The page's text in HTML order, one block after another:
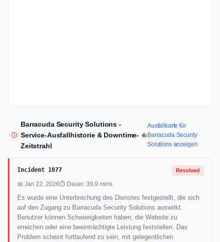
Barracuda Security Solutions -
Service-Ausfallhistorie & Downtime-
Zeitstrahl
Ausfallkarte für
Barracuda Security
Solutions anzeigen
Incident 1077 Resolved
📅 Jan 22, 2026⏱ Dauer: 39.9 mins
Es wurde eine Unterbrechung des Dienstes festgestellt, die sich
auf den Zugang zu Barracuda Security Solutions auswirkt.
Benutzer können Schwierigkeiten haben, die Website zu
erreichen oder eine beeinträchtigte Leistung feststellen. Das
Problem scheint fortlaufend zu sein, mit gelegentlichen